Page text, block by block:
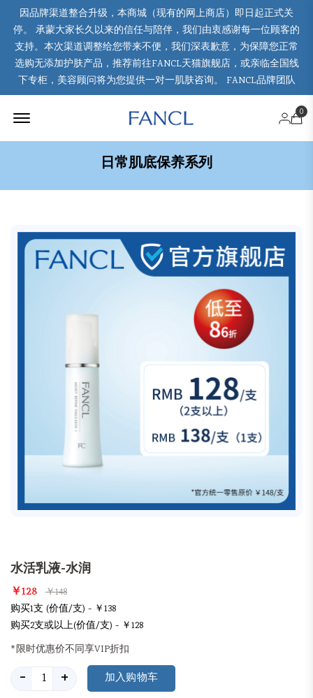
因品牌渠道整合升级，本商城（现有的网上商店）即日起正式关
停。 承蒙大家长久以来的信任与陪伴，我们由衷感谢每一位顾客的
支持。本次渠道调整给您带来不便，我们深表歉意，为保障您正常
选购无添加护肤产品，推荐前往FANCL天猫旗舰店，或亲临全国线
下专柜，美容顾问将为您提供一对一肌肤咨询。 FANCL品牌团队
0
日常肌底保养系列
水活乳液-水润
￥128 ￥148
购买1支 (价值/支) - ￥138
购买2支或以上(价值/支) - ￥128
*限时优惠价不同享VIP折扣
- +